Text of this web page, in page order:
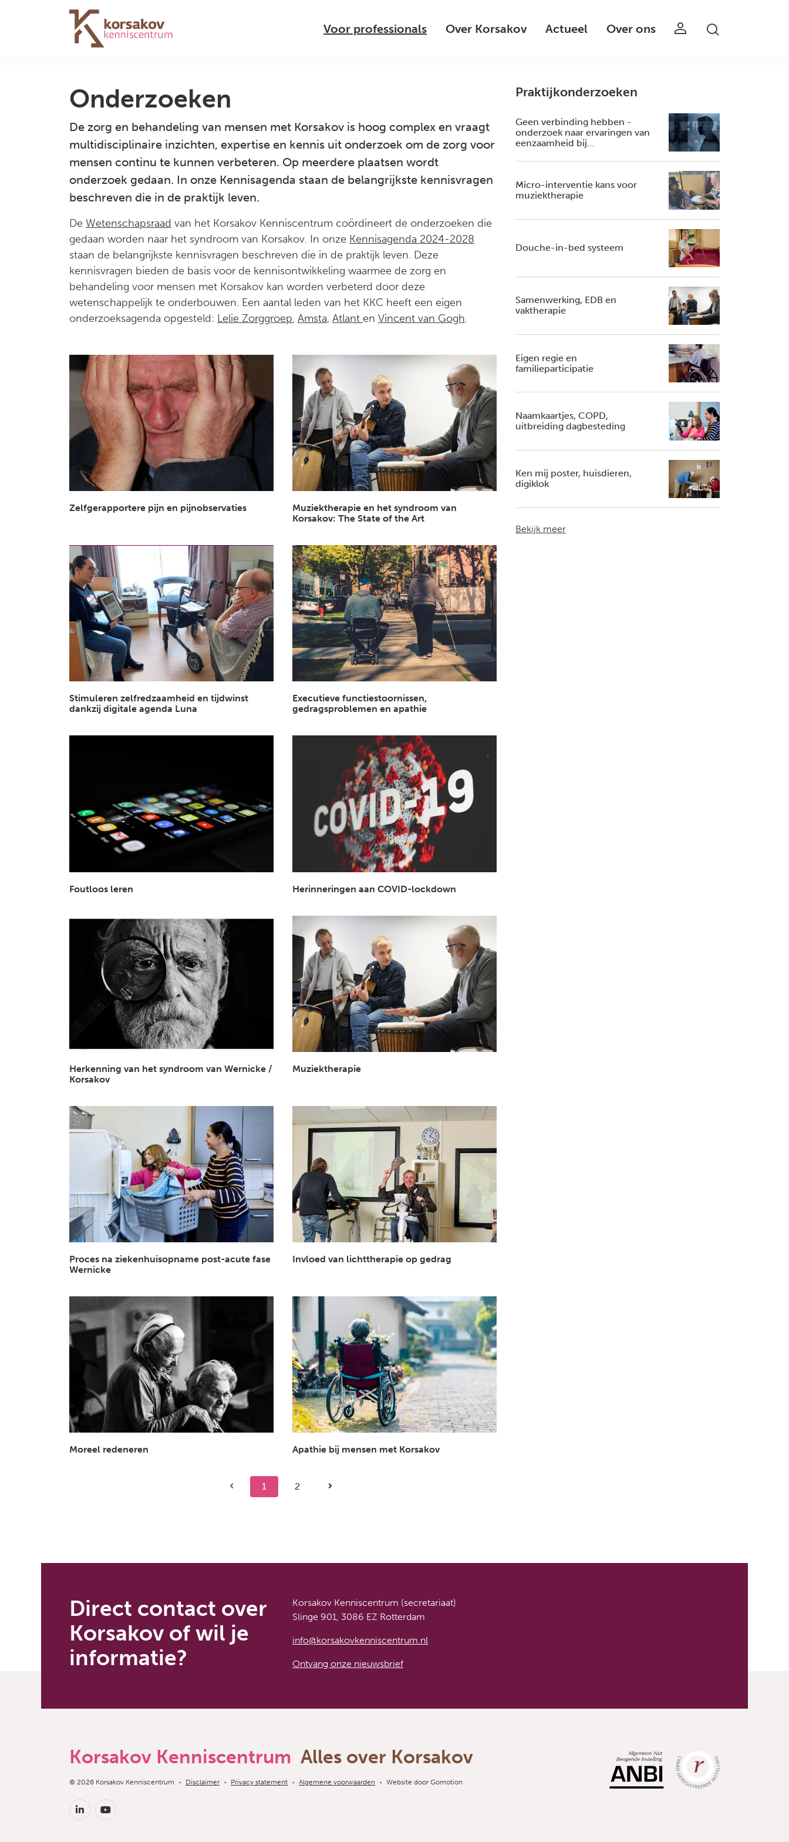
Navigation Voor professionals Over Korsakov Actueel Over ons
Onderzoeken
De zorg en behandeling van mensen met Korsakov is hoog complex en vraagt
multidisciplinaire inzichten, expertise en kennis uit onderzoek om de zorg voor
mensen continu te kunnen verbeteren. Op meerdere plaatsen wordt
onderzoek gedaan. In onze Kennisagenda staan de belangrijkste kennisvragen
beschreven die in de praktijk leven.
De Wetenschapsraad van het Korsakov Kenniscentrum coördineert de onderzoeken die
gedaan worden naar het syndroom van Korsakov. In onze Kennisagenda 2024-2028
staan de belangrijkste kennisvragen beschreven die in de praktijk leven. Deze
kennisvragen bieden de basis voor de kennisontwikkeling waarmee de zorg en
behandeling voor mensen met Korsakov kan worden verbeterd door deze
wetenschappelijk te onderbouwen. Een aantal leden van het KKC heeft een eigen
onderzoeksagenda opgesteld: Lelie Zorggroep, Amsta, Atlant en Vincent van Gogh.
Zelfgerapportere pijn en pijnobservaties
Muziektherapie en het syndroom van
Korsakov: The State of the Art
Stimuleren zelfredzaamheid en tijdwinst
dankzij digitale agenda Luna
Executieve functiestoornissen,
gedragsproblemen en apathie
Foutloos leren Herinneringen aan COVID-lockdown
Herkenning van het syndroom van Wernicke /
Korsakov
Muziektherapie
Proces na ziekenhuisopname post-acute fase
Wernicke
Invloed van lichttherapie op gedrag
Moreel redeneren Apathie bij mensen met Korsakov
1 2
Praktijkonderzoeken
Geen verbinding hebben -
onderzoek naar ervaringen van
eenzaamheid bij
Korsakov
Micro-interventie kans voor
muziektherapie
Douche-in-bed systeem
Samenwerking, EDB en
vaktherapie
Eigen regie en
familieparticipatie
Naamkaartjes, COPD,
uitbreiding dagbesteding
Ken mij poster, huisdieren,
digiklok
Bekijk meer
Direct contact over
Korsakov of wil je
informatie?
Korsakov Kenniscentrum (secretariaat)
Slinge 901, 3086 EZ Rotterdam
info@korsakovkenniscentrum.nl
Ontvang onze nieuwsbrief
Korsakov Kenniscentrum Alles over Korsakov
Copyright navigation
© 2026 Korsakov Kenniscentrum Disclaimer Privacy statement Algemene voorwaarden Website door Gomotion